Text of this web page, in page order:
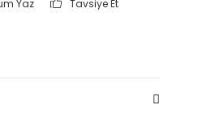
Yaz Tavsiye Et